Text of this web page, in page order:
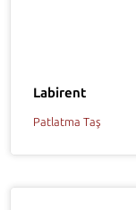
Labirent
Patlatma Taş